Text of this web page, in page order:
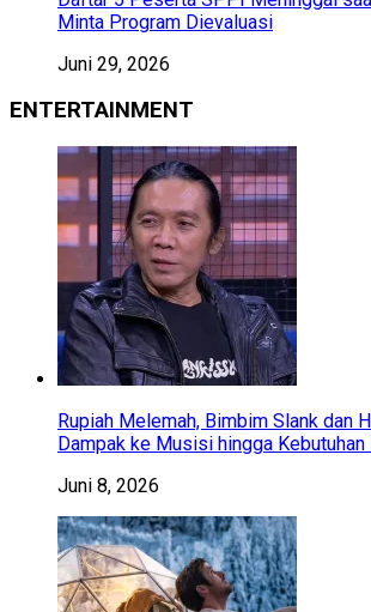
Minta Program Dievaluasi
Juni 29, 2026
ENTERTAINMENT
Rupiah Melemah, Bimbim Slank dan
Dampak ke Musisi hingga
Juni 8, 2026